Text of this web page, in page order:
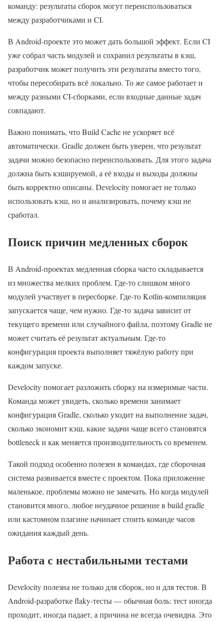
команду: результаты сборок могут переиспользоваться
между разработчиками и CI.
В Android-проекте это может дать большой эффект. Если CI
уже собрал часть модулей и сохранил результаты в кэш,
разработчик может получить эти результаты вместо того,
чтобы пересобирать всё локально. То же самое работает и
между разными CI-сборками, если входные данные задач
совпадают.
Важно понимать, что Build Cache не ускоряет всё
автоматически. Gradle должен быть уверен, что результат
задачи можно безопасно переиспользовать. Для этого задача
должна быть кэшируемой, а её входы и выходы должны
быть корректно описаны. Develocity помогает не только
использовать кэш, но и анализировать, почему кэш не
сработал.
Поиск причин медленных сборок
В Android-проектах медленная сборка часто складывается
из множества мелких проблем. Где-то слишком много
модулей участвует в пересборке. Где-то Kotlin-компиляция
запускается чаще, чем нужно. Где-то задача зависит от
текущего времени или случайного файла, поэтому Gradle не
может считать её результат актуальным. Где-то
конфигурация проекта выполняет тяжёлую работу при
каждом запуске.
Develocity помогает разложить сборку на измеримые части.
Команда может увидеть, сколько времени занимает
конфигурация Gradle, сколько уходит на выполнение задач,
сколько экономит кэш, какие задачи чаще всего становятся
bottleneck и как меняется производительность со временем.
Такой подход особенно полезен в командах, где сборочная
система развивается вместе с проектом. Пока приложение
маленькое, проблемы можно не замечать. Но когда модулей
становится много, любое неудачное решение в build.gradle
или кастомном плагине начинает стоить команде часов
ожидания каждый день.
Работа с нестабильными тестами
Develocity полезна не только для сборок, но и для тестов. В
Android-разработке flaky-тесты — обычная боль: тест иногда
проходит, иногда падает, а причина не всегда очевидна. Это